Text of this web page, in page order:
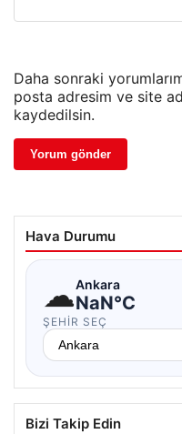
Daha sonraki
posta adresim ve site
kaydedilsin.
Hava Durumu
☁Ankara
NaN°C
ŞEHIR SEÇ
Bizi Takip Edin